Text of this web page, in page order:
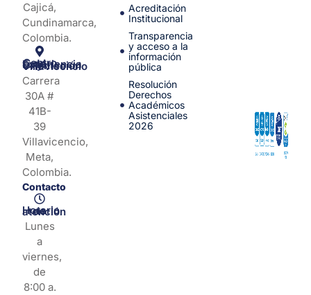
Cajicá,
Cundinamarca,
Colombia.
Centro de Experiencia y Orientación Villavicencio
Carrera
30A #
41B-
39
Villavicencio,
Meta,
Colombia.
Contacto
Horario de atención
Lunes
a
viernes,
de
8:00 a.
Acreditación
Institucional
Transparencia
y acceso a la
información
pública
Resolución
Derechos
Académicos
Asistenciales
2026